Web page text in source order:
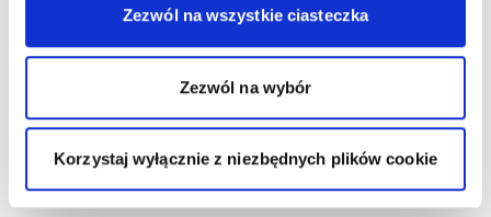
Zezwól na wszystkie ciasteczka
Zezwól na wybór
Korzystaj wyłącznie z niezbędnych plików cookie